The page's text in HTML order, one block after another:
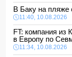
В Баку на пляже
11:40, 10.08.2026
FT: компания из
в Европу по
11:34, 10.08.2026